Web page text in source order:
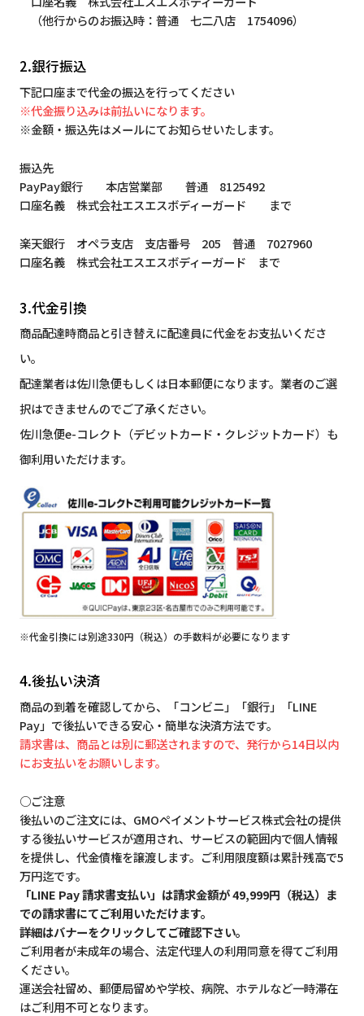
（他行からのお振込時：普通 七二八店 1754096）
2.銀行振込
下記口座まで代金の振込を行ってください
※代金振り込みは前払いになります。
※金額・振込先はメールにてお知らせいたします。
振込先
PayPay銀行 本店営業部 普通 8125492
口座名義 株式会社エスエスボディーガード まで
楽天銀行 オペラ支店 支店番号 205 普通 7027960
口座名義 株式会社エスエスボディーガード まで
3.代金引換
商品配達時商品と引き替えに配達員に代金をお支払いくださ
い。
配達業者は佐川急便もしくは日本郵便になります。業者のご選
択はできませんのでご了承ください。
佐川急便e-コレクト（デビットカード・クレジットカード）も
御利用いただけます。
※代金引換には別途330円（税込）の手数料が必要になります
4.後払い決済
商品の到着を確認してから、「コンビニ」「銀行」「LINE
Pay」で後払いできる安心・簡単な決済方法です。
請求書は、商品とは別に郵送されますので、発行から14日以内
にお支払いをお願いします。
○ご注意
後払いのご注文には、GMOペイメントサービス株式会社の提供
する後払いサービスが適用され、サービスの範囲内で個人情報
を提供し、代金債権を譲渡します。ご利用限度額は累計残高で5
万円迄です。
「LINE Pay 請求書支払い」は請求金額が 49,999円（税込）ま
での請求書にてご利用いただけます。
詳細はバナーをクリックしてご確認下さい。
ご利用者が未成年の場合、法定代理人の利用同意を得てご利用
ください。
運送会社留め、郵便局留めや学校、病院、ホテルなど一時滞在
はご利用不可となります。